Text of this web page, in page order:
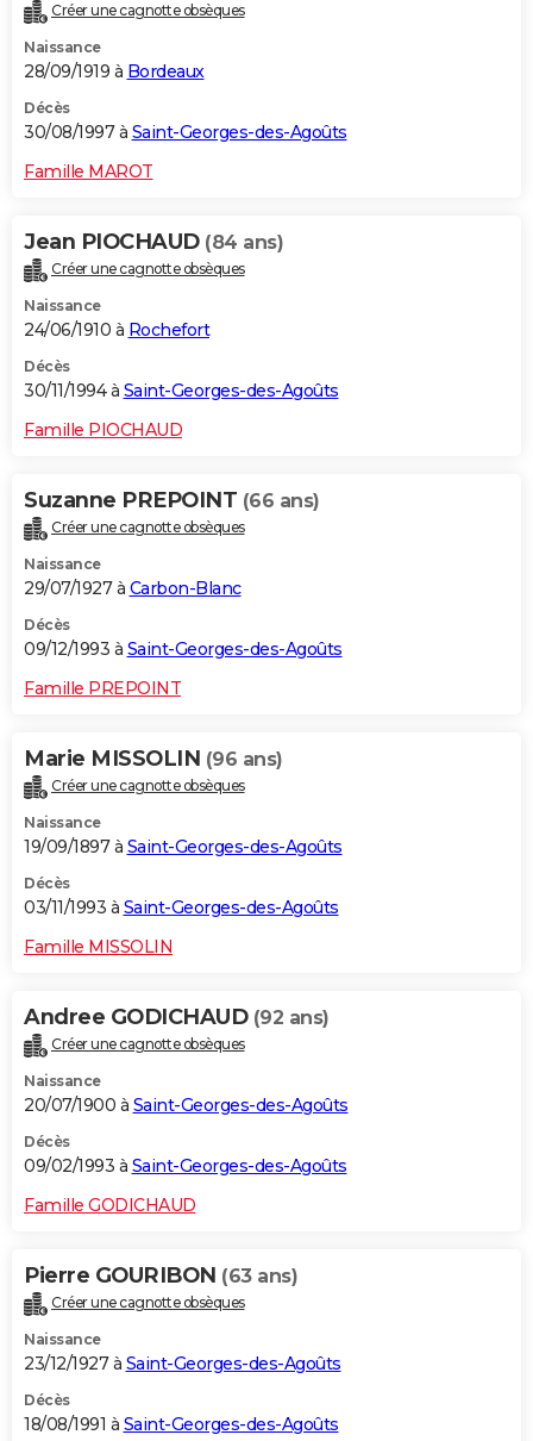
Créer une cagnotte obsèques
Naissance
28/09/1919 à Bordeaux
Décès
30/08/1997 à Saint-Georges-des-Agoûts
Famille MAROT
Jean PIOCHAUD (84 ans)
Créer une cagnotte obsèques
Naissance
24/06/1910 à Rochefort
Décès
30/11/1994 à Saint-Georges-des-Agoûts
Famille PIOCHAUD
Suzanne PREPOINT (66 ans)
Créer une cagnotte obsèques
Naissance
29/07/1927 à Carbon-Blanc
Décès
09/12/1993 à Saint-Georges-des-Agoûts
Famille PREPOINT
Marie MISSOLIN (96 ans)
Créer une cagnotte obsèques
Naissance
19/09/1897 à Saint-Georges-des-Agoûts
Décès
03/11/1993 à Saint-Georges-des-Agoûts
Famille MISSOLIN
Andree GODICHAUD (92 ans)
Créer une cagnotte obsèques
Naissance
20/07/1900 à Saint-Georges-des-Agoûts
Décès
09/02/1993 à Saint-Georges-des-Agoûts
Famille GODICHAUD
Pierre GOURIBON (63 ans)
Créer une cagnotte obsèques
Naissance
23/12/1927 à Saint-Georges-des-Agoûts
Décès
18/08/1991 à Saint-Georges-des-Agoûts